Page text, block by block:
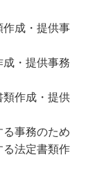
作成・提供事
成・提供事務
類作成・提供
る事務のため
る法定書類作